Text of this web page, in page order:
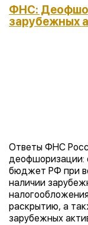
ФНС:
зарубежных
Ответы ФНС
деофшоризации:
бюджет РФ при
наличии
раскрытию, а
зарубежных